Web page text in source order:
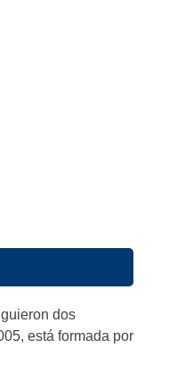
dos
está formada por